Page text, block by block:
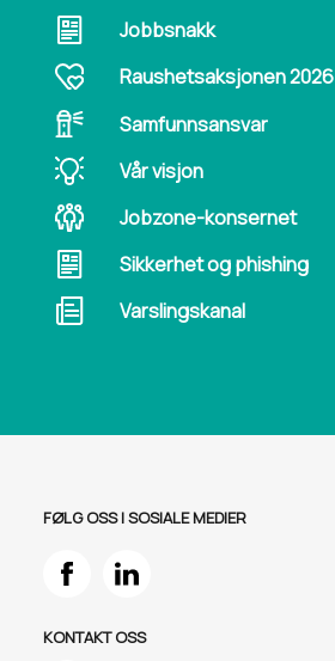
Jobbsnakk
Raushetsaksjonen 2026
Samfunnsansvar
Vår visjon
Jobzone-konsernet
Sikkerhet og phishing
Varslingskanal
FØLG OSS I SOSIALE MEDIER
KONTAKT OSS